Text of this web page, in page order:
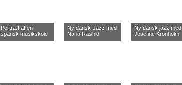
Portræt af en
spansk musikskole
Ny dansk Jazz med
Nana Rashid
Ny dansk jazz med
Josefine Kronholm